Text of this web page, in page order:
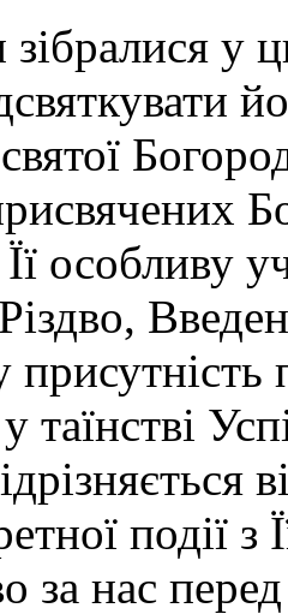
зібралися
особливу
присутність
таїнстві
події з
за нас